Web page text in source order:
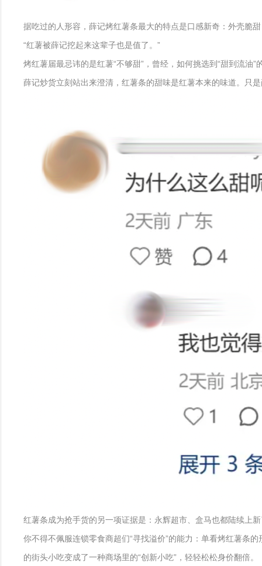
据吃过的人形容，薛记烤红薯条最大的特点是口感新奇：外壳脆
“红薯被薛记挖起来这辈子也是值了。”
烤红薯届最忌讳的是红薯“不够甜”，曾经，如何挑选到“甜到流
薛记炒货立刻站出来澄清，红薯条的甜味是红薯本来的味道。只
红薯条成为抢手货的另一项证据是：永辉超市、盒马也都陆续上
你不得不佩服连锁零食商超们“寻找溢价”的能力：单看烤红薯条
的街头小吃变成了一种商场里的“创新小吃”，轻轻松松身价翻倍。